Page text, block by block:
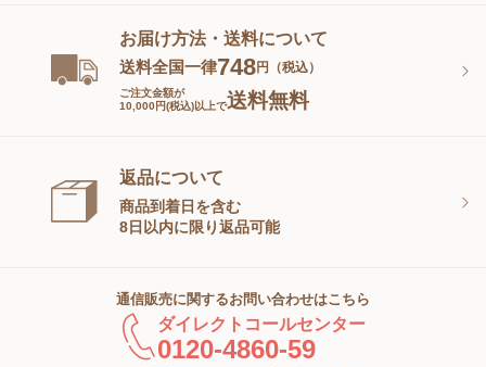
お届け方法・送料について
送料全国一律748円（税込）
ご注文金額が
10,000円(税込)以上で送料無料
返品について
商品到着日を含む
8日以内に限り返品可能
通信販売に関するお問い合わせはこちら
ダイレクトコールセンター
0120-4860-59